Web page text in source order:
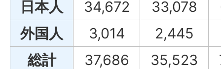
日本人
34,672 33,078
外国人
3,014
2,445
総計
37,686 35,523